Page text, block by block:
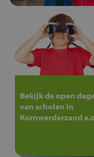
Bekijk de open
van scholen in
Kornwerderzand